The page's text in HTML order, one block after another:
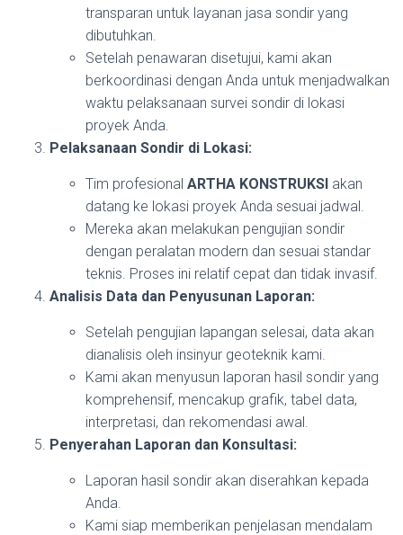
transparan untuk layanan jasa sondir yang
dibutuhkan.
Setelah penawaran disetujui, kami akan
berkoordinasi dengan Anda untuk menjadwalkan
waktu pelaksanaan survei sondir di lokasi
proyek Anda.
Pelaksanaan Sondir di Lokasi:
Tim profesional ARTHA KONSTRUKSI akan
datang ke lokasi proyek Anda sesuai jadwal.
Mereka akan melakukan pengujian sondir
dengan peralatan modern dan sesuai standar
teknis. Proses ini relatif cepat dan tidak invasif.
Analisis Data dan Penyusunan Laporan:
Setelah pengujian lapangan selesai, data akan
dianalisis oleh insinyur geoteknik kami.
Kami akan menyusun laporan hasil sondir yang
komprehensif, mencakup grafik, tabel data,
interpretasi, dan rekomendasi awal.
Penyerahan Laporan dan Konsultasi:
Laporan hasil sondir akan diserahkan kepada
Anda.
Kami siap memberikan penjelasan mendalam